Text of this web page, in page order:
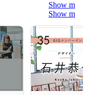
Show more
Show more